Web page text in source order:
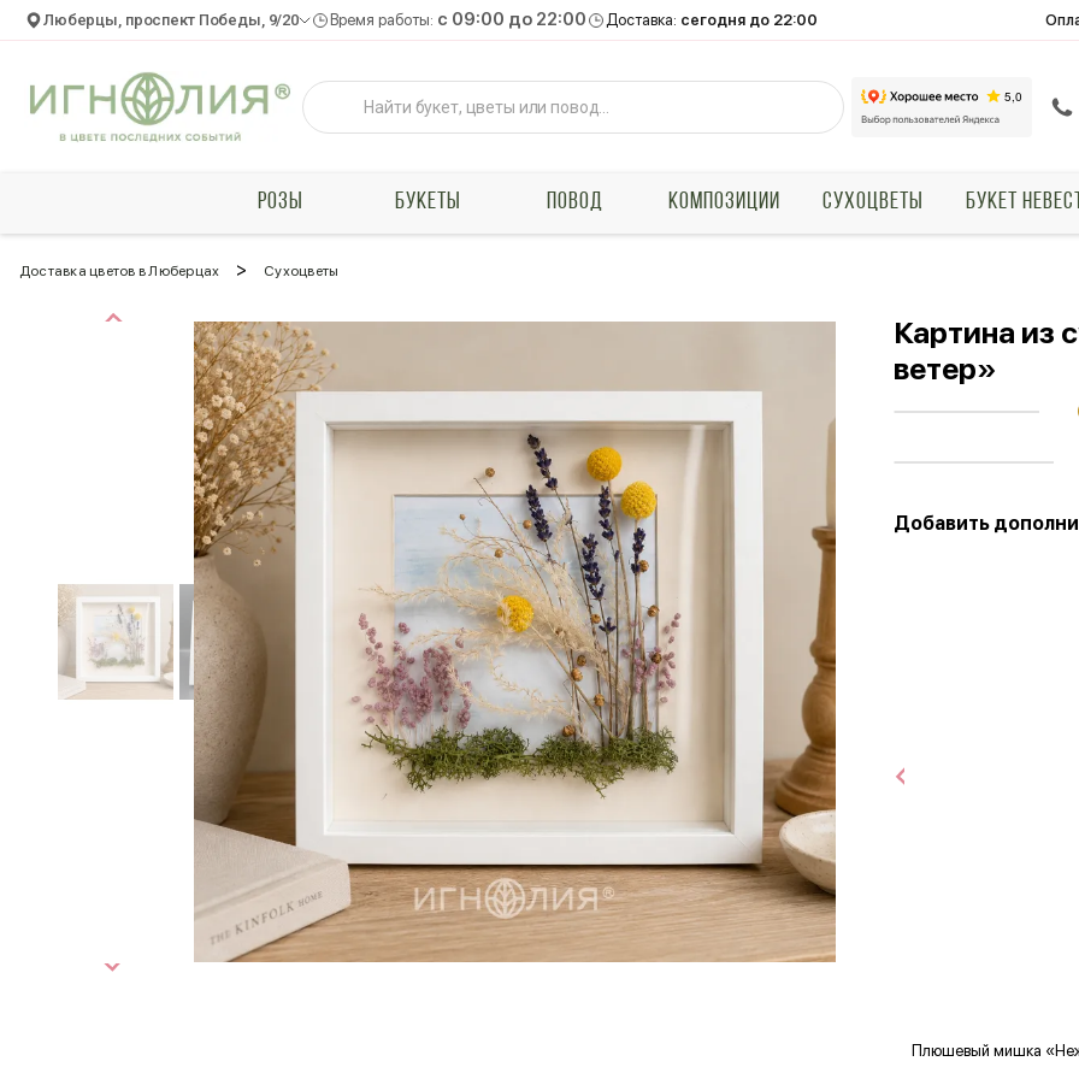
Люберцы, проспект Победы, 9/20 Время работы: c 09:00 до 22:00 Доставка: сегодня до 22:00
РОЗЫ БУКЕТЫ ПОВОД КОМПОЗИЦИИ СУХОЦВЕТЫ БУКЕТ
Доставка цветов в Люберцах > Сухоцветы
Картина из
ветер»
Добавить
Плюшевый мишка